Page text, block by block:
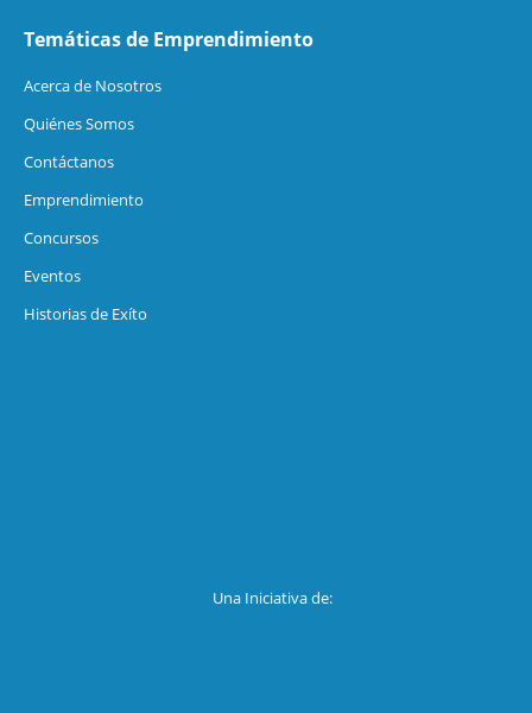
Temáticas de Emprendimiento
Acerca de Nosotros
Quiénes Somos
Contáctanos
Emprendimiento
Concursos
Eventos
Historias de Exíto
Una Iniciativa de: